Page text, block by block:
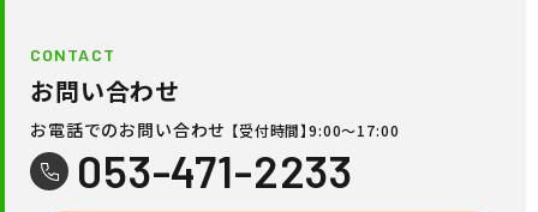
CONTACT
お問い合わせ
お電話でのお問い合わせ 【受付時間】9:00〜17:00
053-471-2233